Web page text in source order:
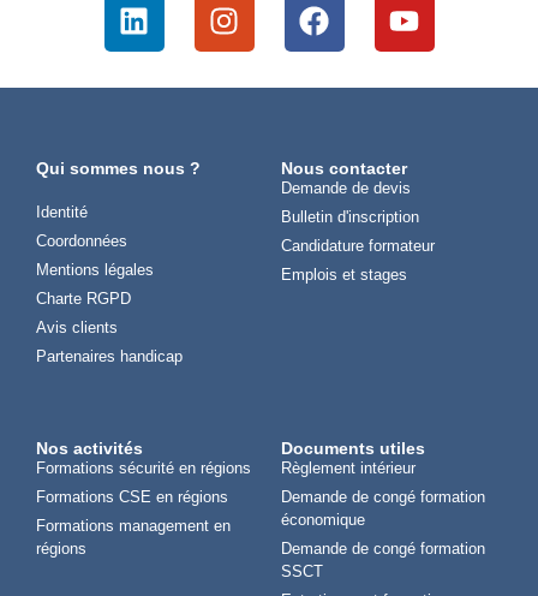
Qui sommes nous ?
Identité
Coordonnées
Mentions légales
Charte RGPD
Avis clients
Partenaires handicap
Nous contacter
Demande de devis
Bulletin d'inscription
Candidature formateur
Emplois et stages
Nos activités
Formations sécurité en régions
Formations CSE en régions
Formations management en
régions
Documents utiles
Règlement intérieur
Demande de congé formation
économique
Demande de congé formation
SSCT